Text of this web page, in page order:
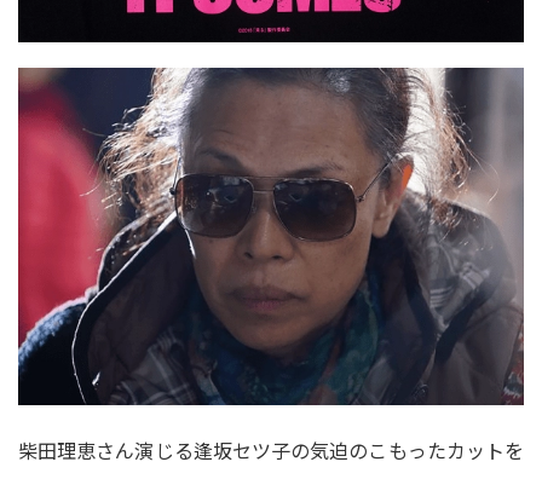
柴田理恵さん演じる逢坂セツ子の気迫のこもったカットを